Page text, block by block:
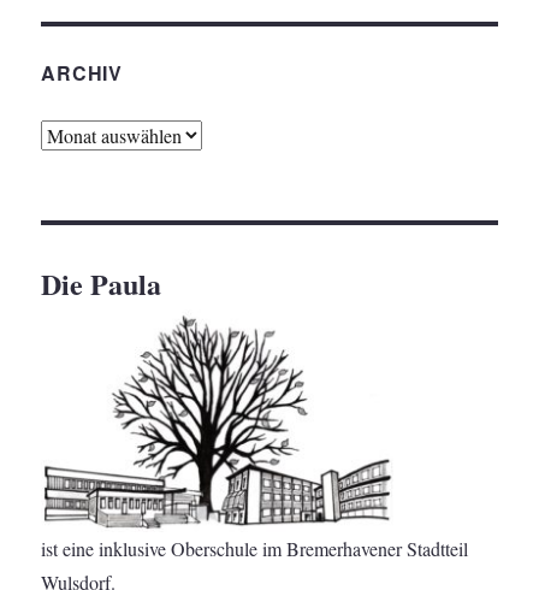
ARCHIV
Archiv
Die Paula
ist eine inklusive Oberschule im Bremerhavener Stadtteil
Wulsdorf.